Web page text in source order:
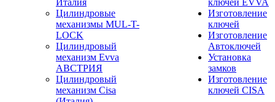
Италия
Цилиндровые
механизмы MUL-T-
LOCK
Цилиндровый
механизм Evva
АВСТРИЯ
Цилиндровый
механизм Cisa
ключей EVVA
Изготовление
ключей
Изготовление
Автоключей
Установка
замков
Изготовление
ключей CISA